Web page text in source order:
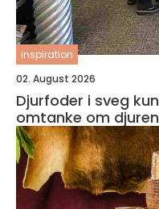
inspiration
02. August 2026
Djurfoder i sveg kunskap, kvalitet och
omtanke om djuren